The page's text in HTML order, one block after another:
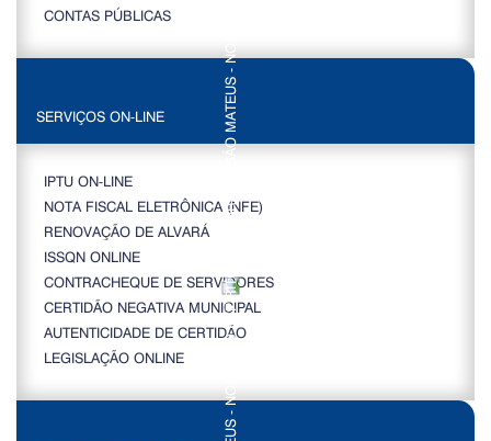
CONTAS PÚBLICAS
SERVIÇOS ON-LINE
IPTU ON-LINE
NOTA FISCAL ELETRÔNICA (NFE)
RENOVAÇÃO DE ALVARÁ
ISSQN ONLINE
CONTRACHEQUE DE SERVIDORES
CERTIDÃO NEGATIVA MUNICIPAL
AUTENTICIDADE DE CERTIDÃO
LEGISLAÇÃO ONLINE